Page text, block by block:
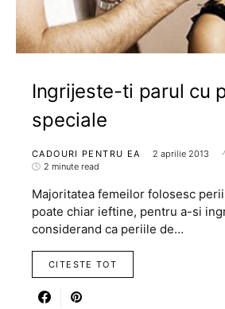
Ingrijeste-ti parul cu
speciale
CADOURI PENTRU EA 2 aprilie 2013
2 minute read
Majoritatea femeilor folosesc
poate chiar ieftine, pentru a-si
considerand ca periile de…
CITESTE TOT